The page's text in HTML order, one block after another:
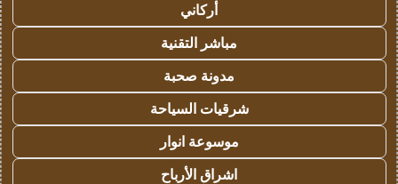
أركاني
مباشر التقنية
مدونة صحبة
شرقيات السياحة
موسوعة انوار
اشراق الأرباح